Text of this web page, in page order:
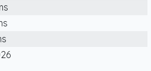
kg, lo que garantiza un
con amortiguadores de
confiable y evitan que se